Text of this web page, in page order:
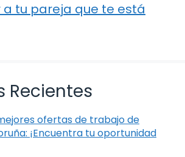
a tu pareja que te está
Recientes
ofertas de trabajo de
¡Encuentra tu oportunidad